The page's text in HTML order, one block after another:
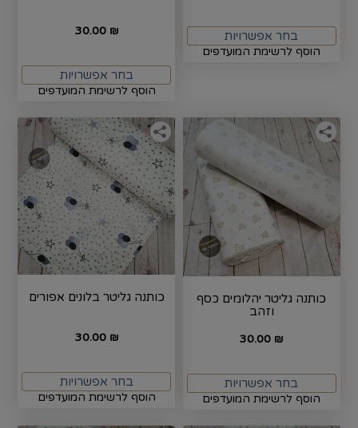
בחר אפשרויות
הוסף לרשימת המועדפים
30.00 ₪
בחר אפשרויות
הוסף לרשימת המועדפים
כותנה גליטר יהלומים כסף
וזהב
30.00 ₪
בחר אפשרויות
הוסף לרשימת המועדפים
כותנה גליטר בלונים אפורים
30.00 ₪
בחר אפשרויות
הוסף לרשימת המועדפים